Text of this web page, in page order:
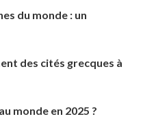
du monde : un
des cités grecques à
monde en 2025 ?